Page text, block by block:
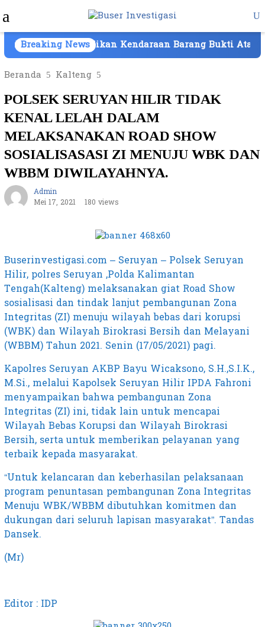
ke
konten
Mobile
Breaking News
Kepemilikan Kendaraan Barang Bukti Atas
Beranda
Kalteng
POLSEK SERUYAN HILIR TIDAK
KENAL LELAH DALAM
MELAKSANAKAN ROAD SHOW
SOSIALISASASI ZI MENUJU WBK DAN
WBBM DIWILAYAHNYA.
Admin
Mei 17, 2021
180 views
Buserinvestigasi.com – Seruyan – Polsek Seruyan
Hilir, polres Seruyan ,Polda Kalimantan
Tengah(Kalteng) melaksanakan giat Road Show
sosialisasi dan tindak lanjut pembangunan Zona
Integritas (ZI) menuju wilayah bebas dari korupsi
(WBK) dan Wilayah Birokrasi Bersih dan Melayani
(WBBM) Tahun 2021. Senin (17/05/2021) pagi.
Kapolres Seruyan AKBP Bayu Wicaksono, S.H.,S.I.K.,
M.Si., melalui Kapolsek Seruyan Hilir IPDA Fahroni
menyampaikan bahwa pembangunan Zona
Integritas (ZI) ini, tidak lain untuk mencapai
Wilayah Bebas Korupsi dan Wilayah Birokrasi
Bersih, serta untuk memberikan pelayanan yang
terbaik kepada masyarakat.
“Untuk kelancaran dan keberhasilan pelaksanaan
program penuntasan pembangunan Zona Integritas
Menuju WBK/WBBM dibutuhkan komitmen dan
dukungan dari seluruh lapisan masyarakat”. Tandas
Dansek.
(Mr)
Editor : IDP